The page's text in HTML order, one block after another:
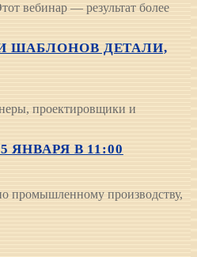
вебинар — результат более
ШАБЛОНОВ ДЕТАЛИ,
проектировщики и
ЯНВАРЯ В 11:00
промышленному производству,